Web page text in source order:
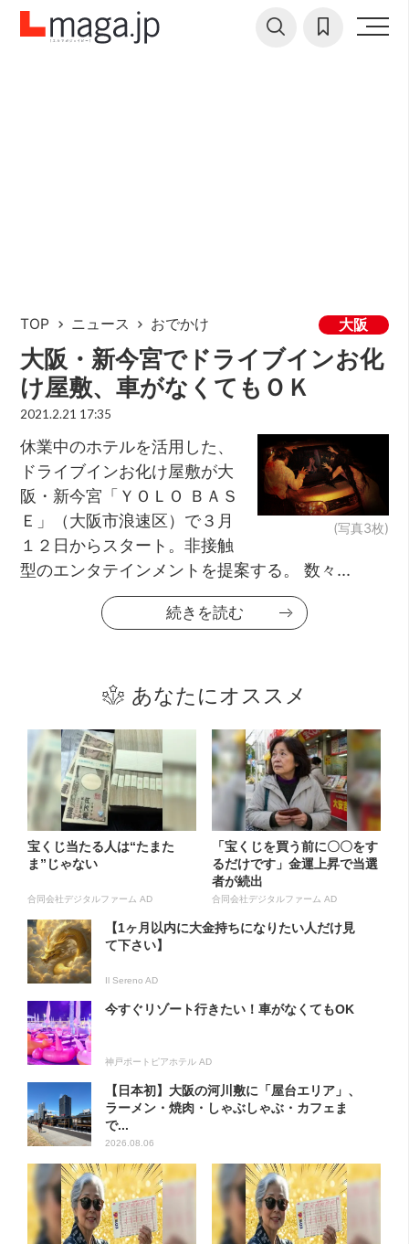
TOP ニュース おでかけ 大阪
大阪・新今宮でドライブインお化
け屋敷、車がなくてもＯＫ
2021.2.21 17:35
(写真3枚)
休業中のホテルを活用した、
ドライブインお化け屋敷が大
阪・新今宮「ＹＯＬＯ ＢＡＳ
Ｅ」（大阪市浪速区）で３月
１２日からスタート。非接触
型のエンタテインメントを提案する。 数々...
続きを読む
あなたにオススメ
宝くじ当たる人は“たまた
ま”じゃない
合同会社デジタルファーム AD
「宝くじを買う前に〇〇をす
るだけです」金運上昇で当選
者が続出
合同会社デジタルファーム AD
【1ヶ月以内に大金持ちになりたい人だけ見
て下さい】
Il Sereno AD
今すぐリゾート行きたい！車がなくてもOK
神戸ポートピアホテル AD
【日本初】大阪の河川敷に「屋台エリア」、
ラーメン・焼肉・しゃぶしゃぶ・カフェま
で...
2026.08.06